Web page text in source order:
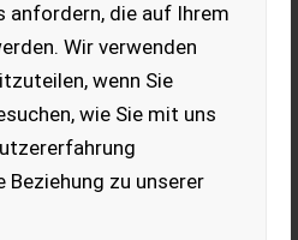
anfordern, die auf Ihrem
Wir verwenden
wenn Sie
wie Sie mit uns
Beziehung zu unserer
Original Claas
Keilriemen
Mähdrescher 673514
Original Claas Keilriemen
Mähdrescher 673514, inkl.
Versand für € 25,-, inkl.
Versand nach Österreich €
30,-.